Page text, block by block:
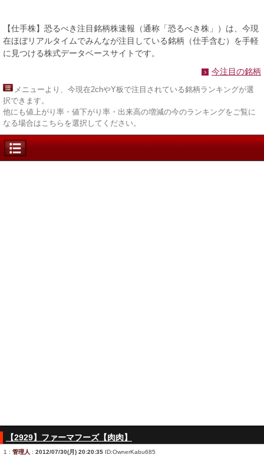
【仕手株】恐るべき注目銘柄株速報（通称「恐るべき株」）は、今現
在ほぼリアルタイムでみんなが注目している銘柄（仕手含む）を手軽
に見つける株式データベースサイトです。
今注目の銘柄
メニューより、今現在2chやY板で注目されている銘柄ランキングが選
択できます。
他にも値上がり率・値下がり率・出来高の増減の今のランキングをご覧に
なる場合はこちらを選択してください。
【2929】ファーマフーズ【肉肉】
1 : 管理人 : 2012/07/30(月) 20:20:35 ID:OwnerKabu685